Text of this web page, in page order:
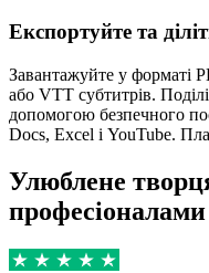
Експортуйте та
Завантажуйте у форматі
або VTT субтитрів.
допомогою безпечного
Docs, Excel і YouTube.
Улюблене
професіоналами